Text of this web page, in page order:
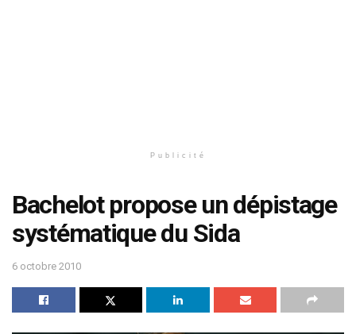
Publicité
Bachelot propose un dépistage
systématique du Sida
6 octobre 2010